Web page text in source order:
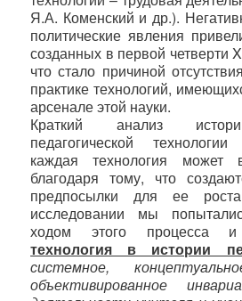
Я.А. Коменский и др.).
политические явления
созданных в первой четверти
что стало причиной
практике технологий,
арсенале этой науки.
Краткий анализ
педагогической
каждая технология может
благодаря тому, что
предпосылки для ее
исследовании мы
ходом этого процесса
технология в истории
системное,
объективированное